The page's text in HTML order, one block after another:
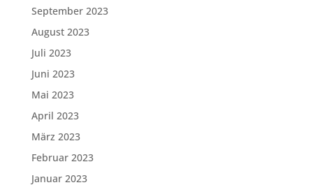
September 2023
August 2023
Juli 2023
Juni 2023
Mai 2023
April 2023
März 2023
Februar 2023
Januar 2023